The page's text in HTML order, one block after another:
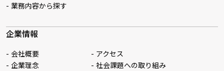
業務内容から探す
企業情報
会社概要
企業理念
アクセス
社会課題への取り組み